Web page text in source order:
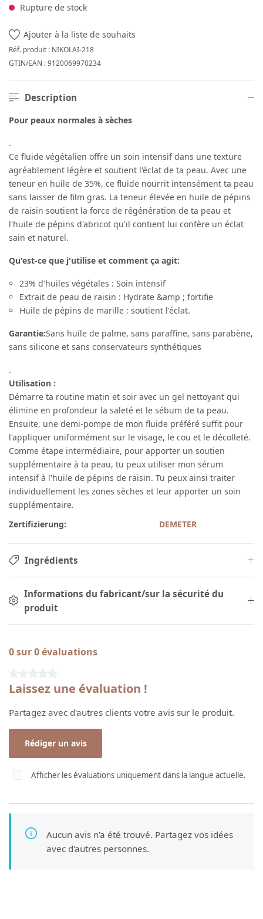
Rupture de stock
Ajouter à la liste de souhaits
Réf. produit : NIKOLAI-218
GTIN/EAN :9120069970234
Description
Pour peaux normales à sèches
.
Ce fluide végétalien offre un soin intensif dans une texture
agréablement légère et soutient l'éclat de ta peau. Avec une
teneur en huile de 35%, ce fluide nourrit intensément ta peau
sans laisser de film gras. La teneur élevée en huile de pépins
de raisin soutient la force de régénération de ta peau et
l'huile de pépins d'abricot qu'il contient lui confère un éclat
sain et naturel.
Qu'est-ce que j'utilise et comment ça agit:
23% d'huiles végétales : Soin intensif
Extrait de peau de raisin : Hydrate &amp ; fortifie
Huile de pépins de marille : soutient l'éclat.
Garantie:Sans huile de palme, sans paraffine, sans parabène,
sans silicone et sans conservateurs synthétiques
.
Utilisation :
Démarre ta routine matin et soir avec un gel nettoyant qui
élimine en profondeur la saleté et le sébum de ta peau.
Ensuite, une demi-pompe de mon fluide préféré suffit pour
l'appliquer uniformément sur le visage, le cou et le décolleté.
Comme étape intermédiaire, pour apporter un soutien
supplémentaire à ta peau, tu peux utiliser mon sérum
intensif à l'huile de pépins de raisin. Tu peux ainsi traiter
individuellement les zones sèches et leur apporter un soin
supplémentaire.
Zertifizierung:
DEMETER
Ingrédients
Informations du fabricant/sur la sécurité du
produit
0 sur 0 évaluations
Laissez une évaluation !
Partagez avec d'autres clients votre avis sur le produit.
Rédiger un avis
Afficher les évaluations uniquement dans la langue actuelle.
Aucun avis n'a été trouvé. Partagez vos idées
avec d'autres personnes.